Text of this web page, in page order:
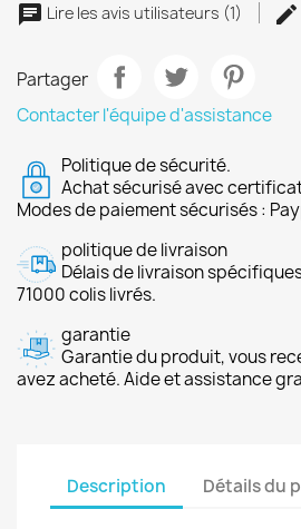
Lire les avis utilisateurs (1)
Partager
Contacter l'équipe d'assistance
Politique de sécurité.
Achat sécurisé avec
Modes de paiement sécurisés :
politique de livraison
Délais de livraison
71000 colis livrés.
garantie
Garantie du produit, vous
avez acheté. Aide et assistance
Description Détails du